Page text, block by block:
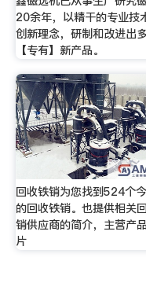
20余年，以精干的专业技
创新理念，研制和改进出
【专有】新产品。
回收铁销为您找到524个
的回收铁销。也提供相关
销供应商的简介，主营产
片